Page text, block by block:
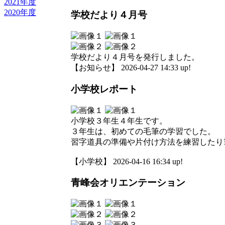
2021年度
2020年度
学校だより４月号
学校だより４月号を発行しました。
【お知らせ】 2026-04-27 14:33 up!
小学校レポート
小学校３年生４年生です。
３年生は、初めての毛筆の学習でした。
習字道具の準備や片付け方法を練習した
【小学校】 2026-04-16 16:34 up!
青峰会オリエンテーション